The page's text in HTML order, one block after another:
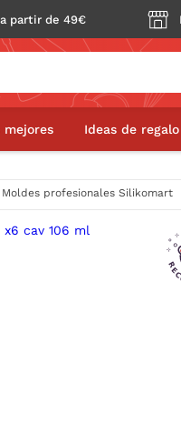
partir de 49€
mejores Ideas de regalo
Moldes profesionales Silikomart
x6 cav 106 ml